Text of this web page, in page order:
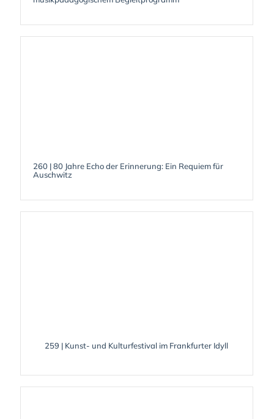
260 | 80 Jahre Echo der Erinnerung: Ein Requiem für
Auschwitz
259 | Kunst- und Kulturfestival im Frankfurter Idyll